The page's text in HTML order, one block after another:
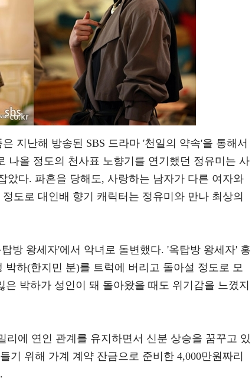
지난해 방송된 SBS 드라마 '천일의 약속'을 통해서
나올 정도의 천사표 노향기를 연기했던 정유미는 사
았다. 파혼을 당해도, 사랑하는 남자가 다른 여자와
도로 대인배 향기 캐릭터는 정유미와 만나 최상의
방 왕세자'에서 악녀로 돌변했다. '옥탑방 왕세자' 홍
하(한지민 분)를 트럭에 버리고 돌아설 정도로 모
박하가 성인이 돼 돌아왔을 때도 위기감을 느꼈지
리에 연인 관계를 유지하면서 신분 상승을 꿈꾸고 있
기 위해 가계 계약 잔금으로 준비한 4,000만원짜리